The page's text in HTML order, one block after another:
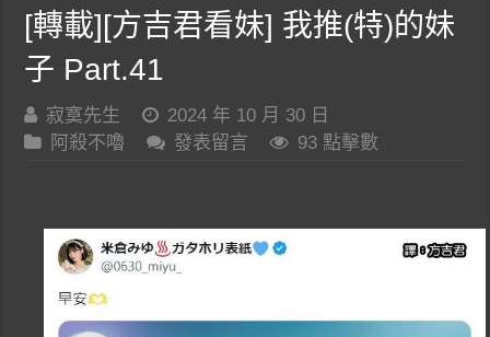
[轉載][方吉君看妹] 我推(特)的妹
子 Part.41
寂寞先生
2024 年 10 月 30 日
阿殺不嚕
發表留言 93 點擊數